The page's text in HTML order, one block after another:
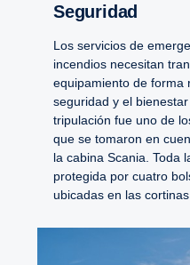
Seguridad
Los servicios de
incendios necesitan
equipamiento de forma
seguridad y el
tripulación fue uno de
que se tomaron en
la cabina Scania. Toda
protegida por cuatro
ubicadas en las cortinas